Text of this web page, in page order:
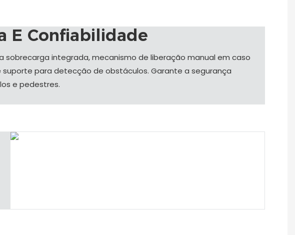
E Confiabilidade
sobrecarga integrada, mecanismo de liberação manual em caso
para detecção de obstáculos. Garante a segurança
e pedestres.